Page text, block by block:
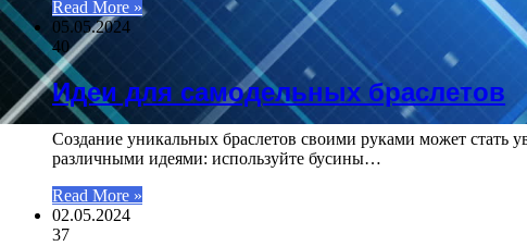
Read More »
05.05.2024
40
Идеи для самодельных браслетов
Создание уникальных браслетов своими руками может стать
различными идеями: используйте бусины…
Read More »
02.05.2024
37